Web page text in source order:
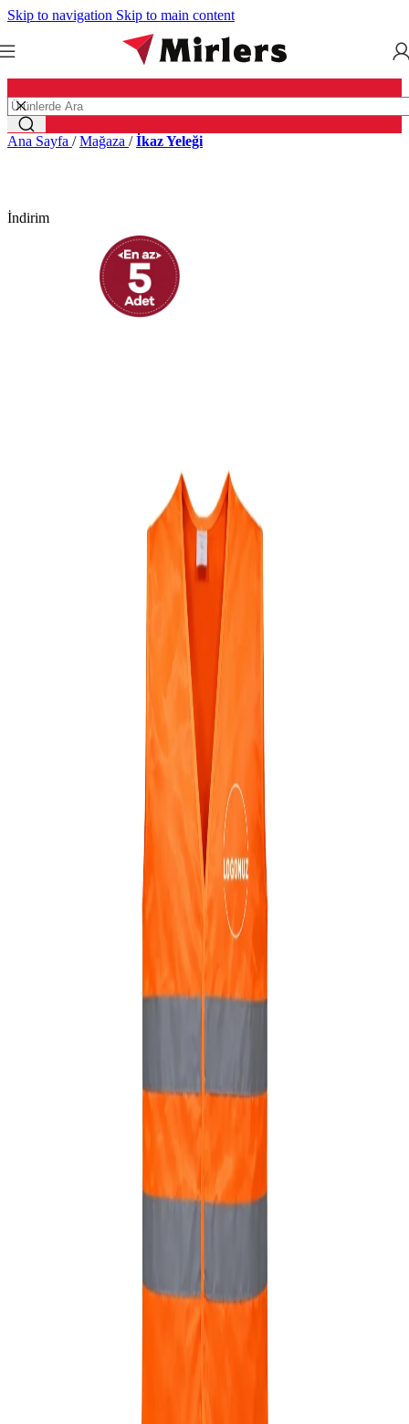
Skip to navigation Skip to main content
Ana Sayfa / Mağaza / İkaz Yeleği
İndirim